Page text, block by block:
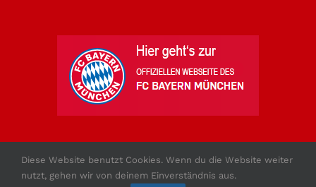
Diese Website benutzt Cookies. Wenn du die Website weiter
nutzt, gehen wir von deinem Einverständnis aus.